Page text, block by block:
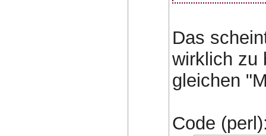
Das
wirklich zu
gleichen
Code